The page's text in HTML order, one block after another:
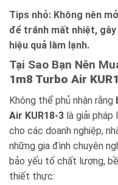
Tips nhỏ: Không nên
để tránh mất nhiệt,
hiệu quả làm lạnh.
Tại Sao Bạn Nên
1m8 Turbo Air
Không thể phủ nhận rằng
Air KUR18-3 là giải
cho các doanh nghiệp,
những gia đình chuyên
bảo yếu tố chất lượng,
thiết thực: